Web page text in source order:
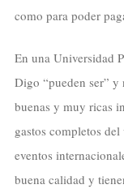
como para poder
En una Universidad
Digo “pueden ser”
buenas y muy ricas
gastos completos
eventos
buena calidad y